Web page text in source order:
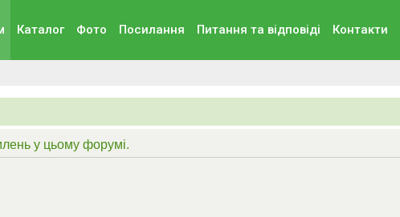
Каталог Фото Посилання Питання та вiдповiдi Контакти
у цьому форумі.